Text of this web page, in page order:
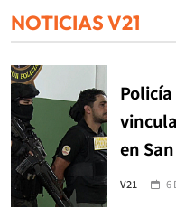
NOTICIAS V21
en
V21 6